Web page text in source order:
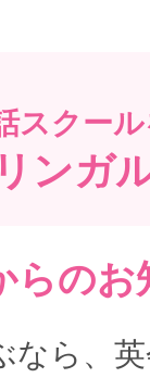
スクー
ンガ
らのお
なら、